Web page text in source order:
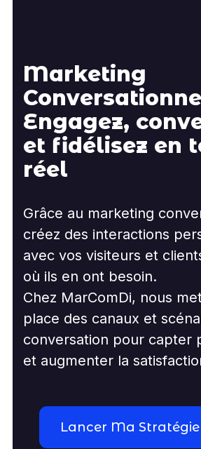
Marketing
Engagez,
et fidélisez en
réel
Grâce au marketing
créez des interactions
avec vos visiteurs et
où ils en ont besoin.
Chez MarComDi, nous
place des canaux et
conversation pour capter
et augmenter la
Lancer Ma Stratégie